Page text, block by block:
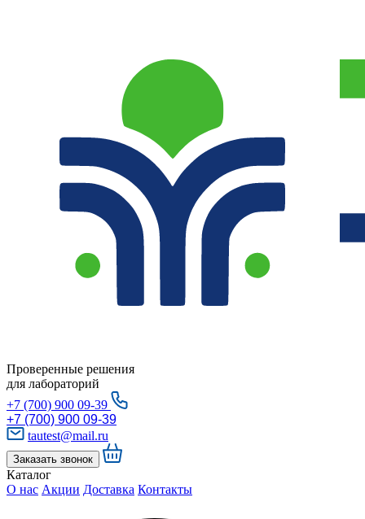
Проверенные решения
для лабораторий
+7 (700) 900 09-39
+7 (700) 900 09-39
tautest@mail.ru
Заказать звонок
Каталог
О нас Акции Доставка Контакты